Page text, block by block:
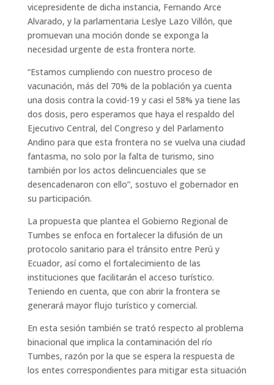
vicepresidente de dicha instancia, Fernando Arce
Alvarado, y la parlamentaria Leslye Lazo Villón, que
promuevan una moción donde se exponga la
necesidad urgente de esta frontera norte.
“Estamos cumpliendo con nuestro proceso de
vacunación, más del 70% de la población ya cuenta
una dosis contra la covid-19 y casi el 58% ya tiene las
dos dosis, pero esperamos que haya el respaldo del
Ejecutivo Central, del Congreso y del Parlamento
Andino para que esta frontera no se vuelva una ciudad
fantasma, no solo por la falta de turismo, sino
también por los actos delincuenciales que se
desencadenaron con ello”, sostuvo el gobernador en
su participación.
La propuesta que plantea el Gobierno Regional de
Tumbes se enfoca en fortalecer la difusión de un
protocolo sanitario para el tránsito entre Perú y
Ecuador, así como el fortalecimiento de las
instituciones que facilitarán el acceso turístico.
Teniendo en cuenta, que con abrir la frontera se
generará mayor flujo turístico y comercial.
En esta sesión también se trató respecto al problema
binacional que implica la contaminación del río
Tumbes, razón por la que se espera la respuesta de
los entes correspondientes para mitigar esta situación